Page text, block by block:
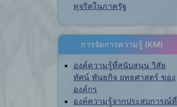
ทุจริตในภาครัฐ
การจัดการความรู้ (KM)
องค์ความรู้ที่สนับสนุน วิสัย
ทัศน์ พันธกิจ ยุทธศาสตร์ ของ
องค์กร
องค์ความรู้จากประสบการณ์ที่